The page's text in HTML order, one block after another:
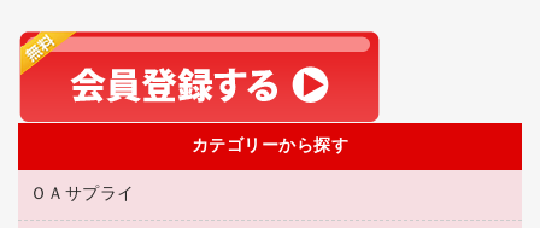
カテゴリーから探す
ＯＡサプライ